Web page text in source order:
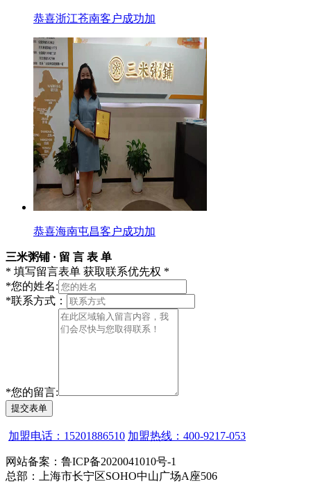
恭喜浙江苍南客户成功加
恭喜海南屯昌客户成功加
三米粥铺 · 留 言 表 单
* 填写留言表单 获取联系优先权 *
*您的姓名:
*联系方式：
*您的留言:
提交表单
加盟电话：15201886510 加盟热线：400-9217-053
网站备案：鲁ICP备2020041010号-1
总部：上海市长宁区SOHO中山广场A座506